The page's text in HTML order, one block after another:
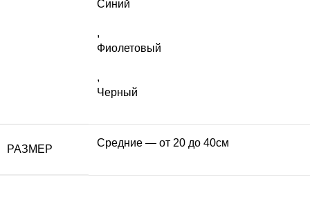
Синий
,
Фиолетовый
,
Черный
РАЗМЕР
Средние — от 20 до 40см